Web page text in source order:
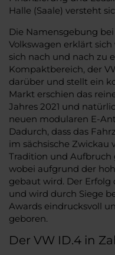
Halle (Saale) versteht
Die Namensgebung
Volkswagen erklärt sich
sich nach und nach zu
Kompaktbereich, der
darüber und stellt ein
Markt erschien das
Jahres 2021 und
neuen modularen E-
Dadurch, dass das
im sächsische Zwickau
Tradition und Aufbruch
wobei aufgrund der
gebaut wird. Der Erfolg
und wird durch Siege
Awards eindrucksvoll
geboren.
Der VW ID.4 in